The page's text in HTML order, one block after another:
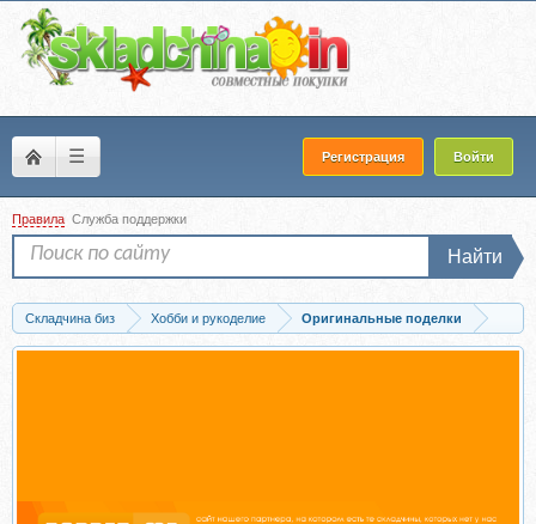
☰ Регистрация Войти
Правила Служба поддержки
Найти
Складчина биз Хобби и рукоделие
Оригинальные поделки
Скачать Короб «Карлсон, который живет на крыше» (Наталья Блисс)